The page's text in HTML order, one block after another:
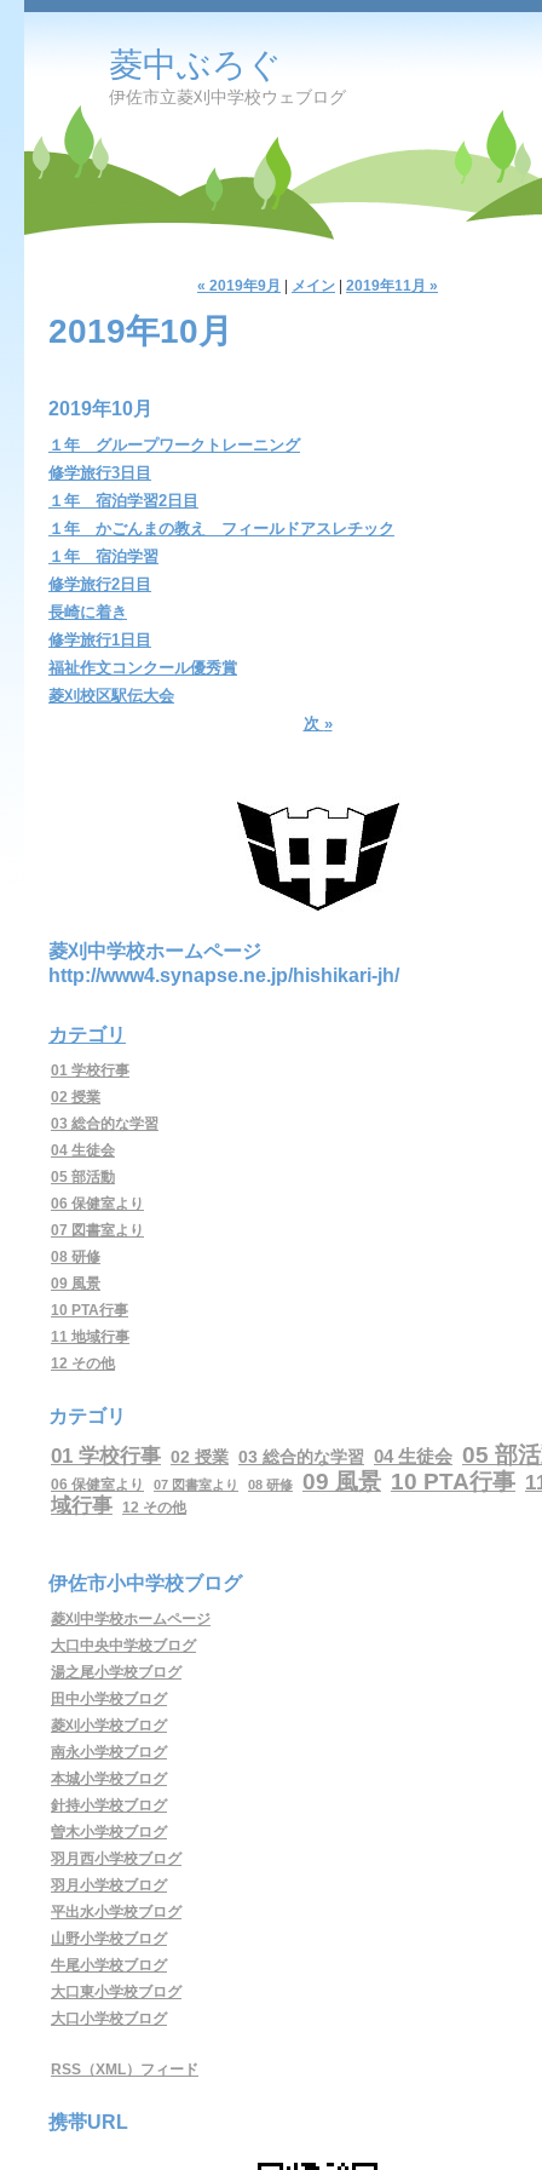
菱中ぶろぐ
伊佐市立菱刈中学校ウェブログ
« 2019年9月 メイン 2019年11月 »
2019年10月
2019年10月
１年 グループワークトレーニング
修学旅行3日目
１年 宿泊学習2日目
１年 かごんまの教え フィールドアスレチック
１年 宿泊学習
修学旅行2日目
長崎に着き
修学旅行1日目
福祉作文コンクール優秀賞
菱刈校区駅伝大会
次 »
菱刈中学校ホームページ
http://www4.synapse.ne.jp/hishikari-jh/
カテゴリ
01 学校行事
02 授業
03 総合的な学習
04 生徒会
05 部活動
06 保健室より
07 図書室より
08 研修
09 風景
10 PTA行事
11 地域行事
12 その他
カテゴリ
01 学校行事 02 授業 03 総合的な学習 04 生徒会 05 部
06 保健室より 07 図書室より 08 研修 09 風景 10 PTA行事
域行事 12 その他
伊佐市小中学校ブログ
菱刈中学校ホームページ
大口中央中学校ブログ
湯之尾小学校ブログ
田中小学校ブログ
菱刈小学校ブログ
南永小学校ブログ
本城小学校ブログ
針持小学校ブログ
曽木小学校ブログ
羽月西小学校ブログ
羽月小学校ブログ
平出水小学校ブログ
山野小学校ブログ
牛尾小学校ブログ
大口東小学校ブログ
大口小学校ブログ
RSS（XML）フィード
携帯URL